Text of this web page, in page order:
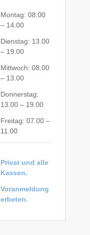
Montag: 08.00
– 14.00
Dienstag: 13.00
– 19.00
Mittwoch: 08.00
– 13.00
Donnerstag:
13.00 – 19.00
Freitag: 07.00 –
11.00
Privat und alle
Kassen.
Voranmeldung
erbeten.